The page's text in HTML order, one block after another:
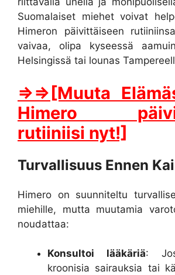
Suomalaiset miehet voivat
Himeron päivittäiseen
vaivaa, olipa kyseessä
Helsingissä tai lounas
⇒⇒[Muuta
Himero
rutiiniisi nyt!]
Turvallisuus Ennen
Himero on suunniteltu
miehille, mutta muutamia
noudattaa:
Konsultoi lääkäriä:
kroonisia sairauksia tai